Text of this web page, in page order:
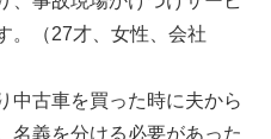
。（27才、女性、会社
中古車を買った時に夫から
名義を分ける必要があった